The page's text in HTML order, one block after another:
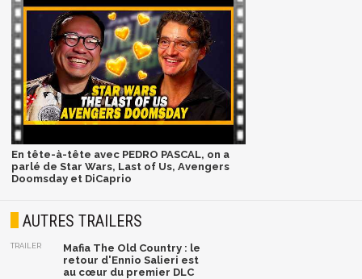
En tête-à-tête avec PEDRO PASCAL, on a
parlé de Star Wars, Last of Us, Avengers
Doomsday et DiCaprio
AUTRES TRAILERS
TRAILER
Mafia The Old Country : le
retour d'Ennio Salieri est
au cœur du premier DLC